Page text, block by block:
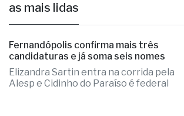
as mais lidas
Fernandópolis confirma mais três
candidaturas e já soma seis nomes
Elizandra Sartin entra na corrida pela
Alesp e Cidinho do Paraíso é federal